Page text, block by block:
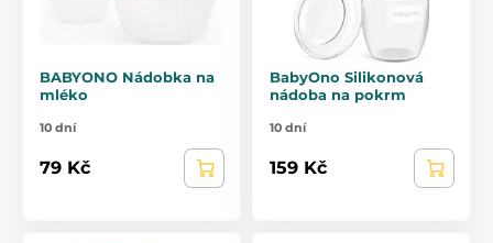
BABYONO Nádobka na
mléko
10 dní
79 Kč
BabyOno Silikonová
nádoba na pokrm
10 dní
159 Kč